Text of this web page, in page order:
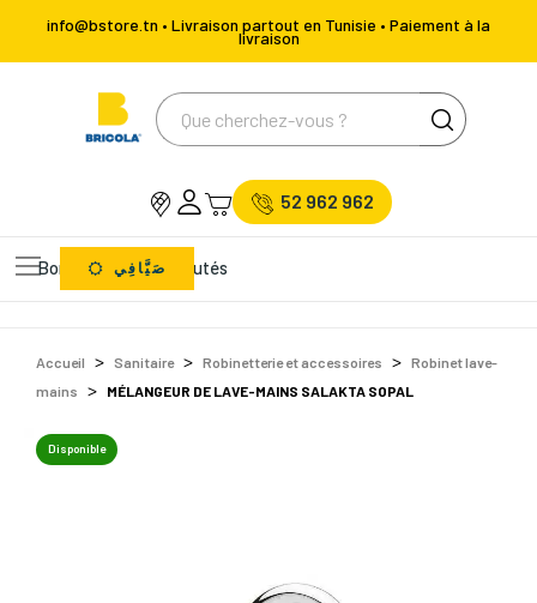
info@bstore.tn • Livraison partout en Tunisie • Paiement à la
livraison
52 962 962
Bons Plans Nouveautés
صَيَّافِي
Accueil Sanitaire Robinetterie et accessoires
Robinet lave-
mains
MÉLANGEUR DE LAVE-MAINS SALAKTA SOPAL
Disponible